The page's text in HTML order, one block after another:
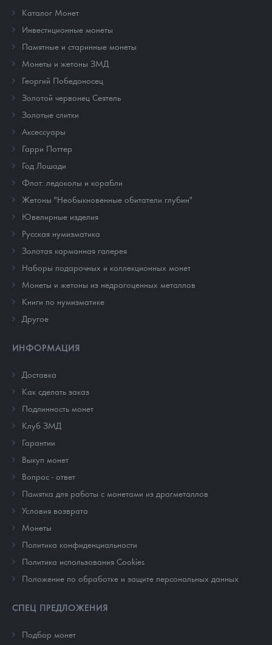
Каталог Монет
Инвестиционные монеты
Памятные и старинные монеты
Монеты и жетоны ЗМД
Георгий Победоносец
Золотой червонец Сеятель
Золотые слитки
Аксессуары
Гарри Поттер
Год Лошади
Флот: ледоколы и корабли
Жетоны "Необыкновенные обитатели глубин"
Ювелирные изделия
Русская нумизматика
Золотая карманная галерея
Наборы подарочных и коллекционных монет
Монеты и жетоны из недрагоценных металлов
Книги по нумизматике
Другое
ИНФОРМАЦИЯ
Доставка
Как сделать заказ
Подлинность монет
Клуб ЗМД
Гарантии
Выкуп монет
Вопрос - ответ
Памятка для работы с монетами из драгметаллов
Условия возврата
Монеты
Политика конфиденциальности
Политика использования Cookies
Положение по обработке и защите персональных данных
СПЕЦ ПРЕДЛОЖЕНИЯ
Подбор монет